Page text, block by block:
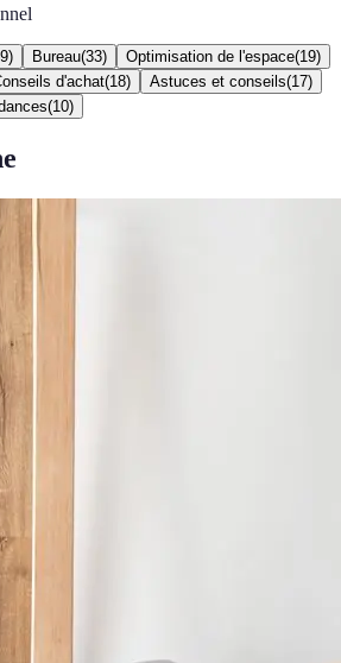
) Bureau(33) Optimisation de l'espace(19)
d'achat(18) Astuces et conseils(17)
(10)